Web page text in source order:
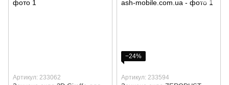
Артикул: 233062
−24%
Артикул: 233594